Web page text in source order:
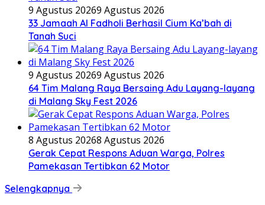
9 Agustus 20269 Agustus 2026
33 Jamaah Al Fadholi Berhasil Cium Ka’bah di
Tanah Suci
9 Agustus 20269 Agustus 2026
64 Tim Malang Raya Bersaing Adu Layang-layang
di Malang Sky Fest 2026
8 Agustus 20268 Agustus 2026
Gerak Cepat Respons Aduan Warga, Polres
Pamekasan Tertibkan 62 Motor
Selengkapnya